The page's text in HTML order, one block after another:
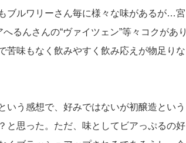
ブルワリーさん毎に様々な味があるが…宮
るんさんの“ヴァイツェン”等々コクがあり
苦味もなく飲みやすく飲み応えが物足りな
いう感想で、好みではないが初醸造という
と思った。ただ、味としてビアっぷるの好